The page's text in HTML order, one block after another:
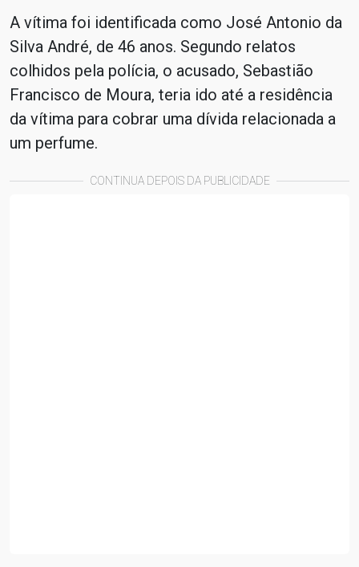
A vítima foi identificada como José Antonio da
Silva André, de 46 anos. Segundo relatos
colhidos pela polícia, o acusado, Sebastião
Francisco de Moura, teria ido até a residência
da vítima para cobrar uma dívida relacionada a
um perfume.
CONTINUA DEPOIS DA PUBLICIDADE